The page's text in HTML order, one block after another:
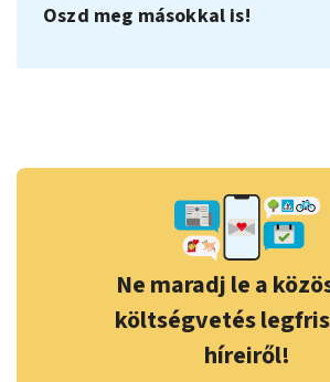
Oszd meg másokkal is!
Ne maradj le a
költségvetés
híreiről!